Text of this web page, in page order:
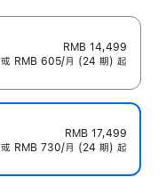
RMB 14,499
或 RMB 605/月 (24 期) 起
RMB 17,499
或 RMB 730/月 (24 期) 起